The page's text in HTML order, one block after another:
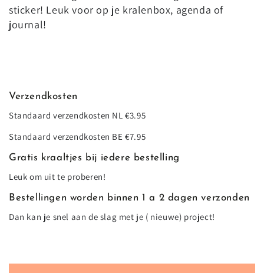
sticker! Leuk voor op je kralenbox, agenda of
journal!
Verzendkosten
Standaard verzendkosten NL €3.95
Standaard verzendkosten BE €7.95
Gratis kraaltjes bij iedere bestelling
Leuk om uit te proberen!
Bestellingen worden binnen 1 a 2 dagen verzonden
Dan kan je snel aan de slag met je ( nieuwe) project!